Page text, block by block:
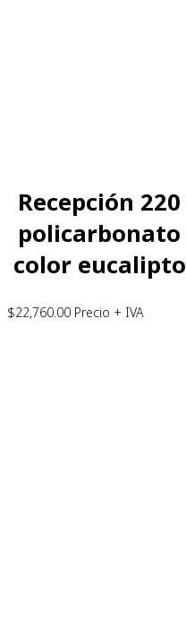
Recepción 220
policarbonato
color eucalipto
$22,760.00 Precio + IVA